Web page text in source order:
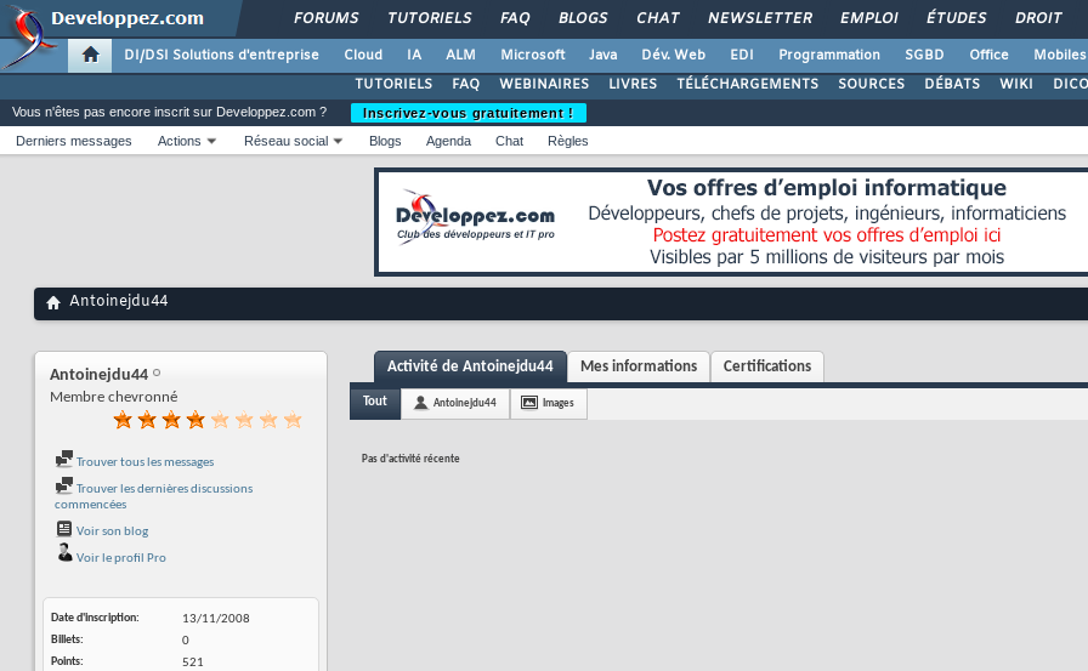
FORUMS TUTORIELS FAQ BLOGS CHAT NEWSLETTER EMPLOI ÉTUDES DROIT
DI/DSI Solutions d'entreprise Cloud IA ALM Microsoft Java Dév. Web EDI Programmation SGBD Office Mobiles
TUTORIELS
FAQ WEBINAIRES LIVRES TÉLÉCHARGEMENTS SOURCES DÉBATS WIKI DICO
Vous n'êtes pas encore inscrit sur Developpez.com ?
Inscrivez-vous gratuitement !
Derniers messages
Actions Réseau social Blogs Agenda Chat Règles
Antoinejdu44
Antoinejdu44
Membre chevronné
Trouver tous les messages
Trouver les dernières discussions
commencées
Voir son blog
Voir le profil Pro
Date d'inscription
13/11/2008
Billets
0
Points
521
Activité de Antoinejdu44 Mes informations Certifications
Tout Antoinejdu44 Images
Pas d'activité récente